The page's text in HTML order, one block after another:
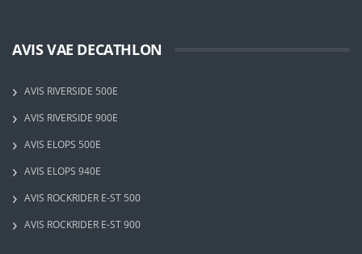
AVIS VAE DECATHLON
AVIS RIVERSIDE 500E
AVIS RIVERSIDE 900E
AVIS ELOPS 500E
AVIS ELOPS 940E
AVIS ROCKRIDER E-ST 500
AVIS ROCKRIDER E-ST 900